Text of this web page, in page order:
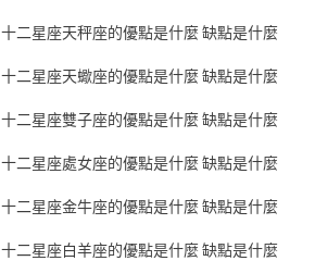
十二星座天秤座的優點是什麼 缺點是什麼
十二星座天蠍座的優點是什麼 缺點是什麼
十二星座雙子座的優點是什麼 缺點是什麼
十二星座處女座的優點是什麼 缺點是什麼
十二星座金牛座的優點是什麼 缺點是什麼
十二星座白羊座的優點是什麼 缺點是什麼